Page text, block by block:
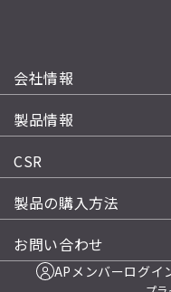
会社情報
製品情報
CSR
製品の購入方法
お問い合わせ
APメンバーログイ